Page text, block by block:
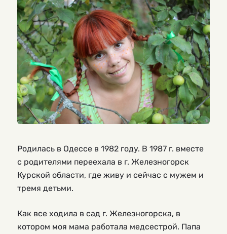
Родилась в Одессе в 1982 году. В 1987 г. вместе
с родителями переехала в г. Железногорск
Курской области, где живу и сейчас с мужем и
тремя детьми.
Как все ходила в сад г. Железногорска, в
котором моя мама работала медсестрой. Папа